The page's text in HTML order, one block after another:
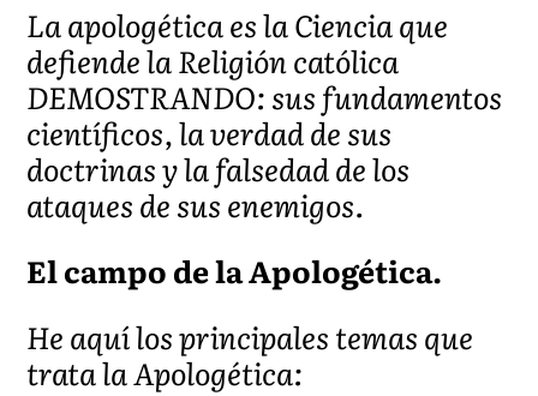
La apologética es la Ciencia que
defiende la Religión católica
DEMOSTRANDO: sus fundamentos
científicos, la verdad de sus
doctrinas y la falsedad de los
ataques de sus enemigos.
El campo de la Apologética.
He aquí los principales temas que
trata la Apologética: